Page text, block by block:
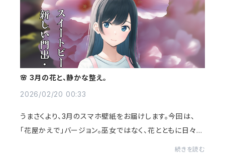
🌸 3月の花と、静かな整え。
2026/02/20 00:33
うまさくより、3月のスマホ壁紙をお届けします。今回は、
「花屋かえで」バージョン。巫女ではなく、花とともに日々に
続きを読む